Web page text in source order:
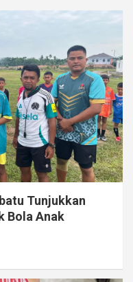
Tunjukkan
Bola Anak